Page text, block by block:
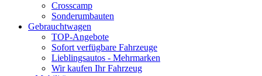
Crosscamp
Sonderumbauten
Gebrauchtwagen
TOP-Angebote
Sofort verfügbare Fahrzeuge
Lieblingsautos - Mehrmarken
Wir kaufen Ihr Fahrzeug